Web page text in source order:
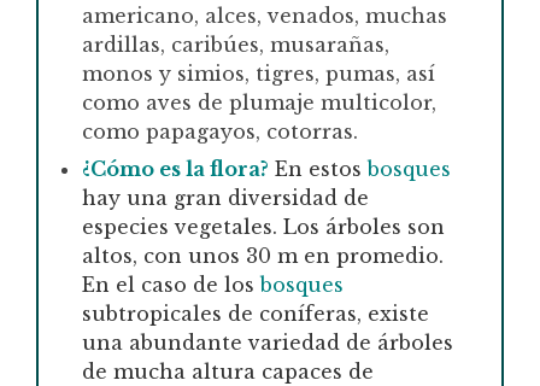
americano, alces, venados, muchas
ardillas, caribúes, musarañas,
monos y simios, tigres, pumas, así
como aves de plumaje multicolor,
como papagayos, cotorras.
¿Cómo es la flora? En estosbosques
hay una gran diversidad de
especies vegetales. Los árboles son
altos, con unos 30 m en promedio.
En el caso de losbosques
subtropicales de coníferas, existe
una abundante variedad de árboles
de mucha altura capaces de